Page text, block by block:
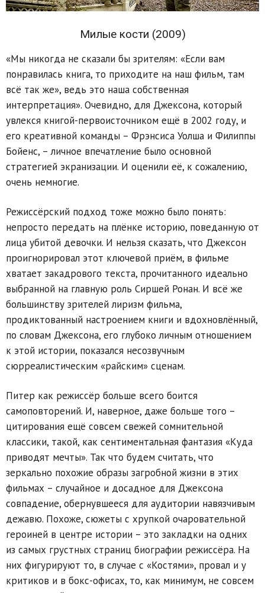
Милые кости (2009)
«Мы никогда не сказали бы зрителям: «Если вам
понравилась книга, то приходите на наш фильм, там
всё так же», ведь это наша собственная
интерпретация». Очевидно, для Джексона, который
увлекся книгой-первоисточником ещё в 2002 году, и
его креативной команды – Фрэнсиса Уолша и Филиппы
Бойенс, – личное впечатление было основной
стратегией экранизации. И оценили её, к сожалению,
очень немногие.
Режиссёрский подход тоже можно было понять:
непросто передать на плёнке историю, поведанную от
лица убитой девочки. И нельзя сказать, что Джексон
проигнорировал этот ключевой приём, в фильме
хватает закадрового текста, прочитанного идеально
выбранной на главную роль Сиршей Ронан. И всё же
большинству зрителей лиризм фильма,
продиктованный настроением книги и вдохновлённый,
по словам Джексона, его глубоко личным отношением
к этой истории, показался несозвучным
сюрреалистическим «райским» сценам.
Питер как режиссёр больше всего боится
самоповторений. И, наверное, даже больше того –
цитирования ещё совсем свежей сомнительной
классики, такой, как сентиментальная фантазия «Куда
приводят мечты». Так что будем считать, что
зеркально похожие образы загробной жизни в этих
фильмах – случайное и досадное для Джексона
совпадение, обернувшееся для аудитории навязчивым
дежавю. Похоже, сюжеты с хрупкой очаровательной
героиней в центре истории – это закладки на одних
из самых грустных страниц биографии режиссёра. На
них фигурируют то, в случае с «Костями», провал и у
критиков и в бокс-офисах, то, как минимум, не совсем